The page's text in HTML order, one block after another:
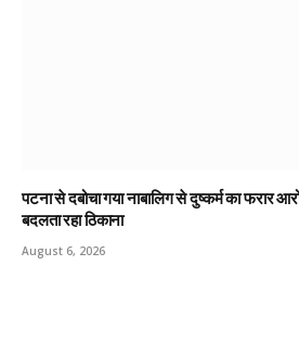
पटना से दबोचा गया नाबालिग से दुष्कर्म का फरार
बदलता रहा ठिकाना
August 6, 2026